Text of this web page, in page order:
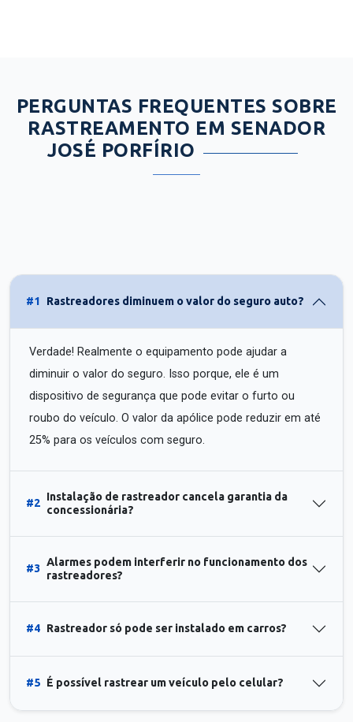
PERGUNTAS FREQUENTES SOBRE
RASTREAMENTO EM SENADOR
JOSÉ PORFÍRIO
#1 Rastreadores diminuem o valor do seguro auto?
Verdade! Realmente o equipamento pode ajudar a
diminuir o valor do seguro. Isso porque, ele é um
dispositivo de segurança que pode evitar o furto ou
roubo do veículo. O valor da apólice pode reduzir em até
25% para os veículos com seguro.
#2
Instalação de rastreador cancela garantia da
concessionária?
#3
Alarmes podem interferir no funcionamento dos
rastreadores?
#4 Rastreador só pode ser instalado em carros?
#5 É possível rastrear um veículo pelo celular?